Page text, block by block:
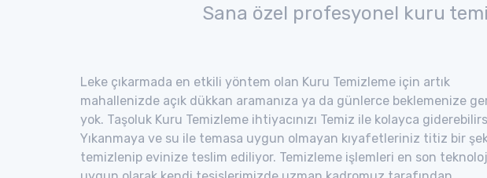
Sana özel profesyonel kuru
Leke çıkarmada en etkili yöntem olan Kuru Temizleme için artık
mahallenizde açık dükkan aramanıza ya da günlerce beklemenize
yok. Taşoluk Kuru Temizleme ihtiyacınızı Temiz ile kolayca
Yıkanmaya ve su ile temasa uygun olmayan kıyafetleriniz titiz bir
temizlenip evinize teslim ediliyor. Temizleme işlemleri en son